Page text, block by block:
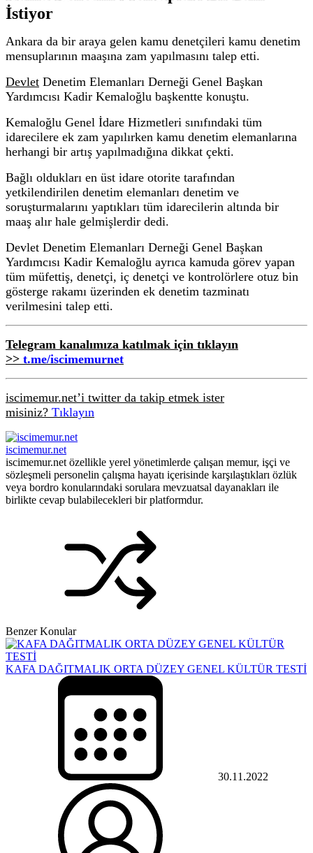
İstiyor
Ankara da bir araya gelen kamu denetçileri kamu denetim
mensuplarının maaşına zam yapılmasını talep etti.
Devlet Denetim Elemanları Derneği Genel Başkan
Yardımcısı Kadir Kemaloğlu başkentte konuştu.
Kemaloğlu Genel İdare Hizmetleri sınıfındaki tüm
idarecilere ek zam yapılırken kamu denetim elemanlarına
herhangi bir artış yapılmadığına dikkat çekti.
Bağlı oldukları en üst idare otorite tarafından
yetkilendirilen denetim elemanları denetim ve
soruşturmalarını yaptıkları tüm idarecilerin altında bir
maaş alır hale gelmişlerdir dedi.
Devlet Denetim Elemanları Derneği Genel Başkan
Yardımcısı Kadir Kemaloğlu ayrıca kamuda görev yapan
tüm müfettiş, denetçi, iç denetçi ve kontrolörlere otuz bin
gösterge rakamı üzerinden ek denetim tazminatı
verilmesini talep etti.
Telegram kanalımıza katılmak için tıklayın
>> t.me/iscimemurnet
iscimemur.net’i twitter da takip etmek ister
misiniz? Tıklayın
iscimemur.net
iscimemur.net özellikle yerel yönetimlerde çalışan memur, işçi ve
sözleşmeli personelin çalışma hayatı içerisinde karşılaştıkları özlük
veya bordro konularındaki sorulara mevzuatsal dayanakları ile
birlikte cevap bulabilecekleri bir platformdur.
Benzer Konular
KAFA DAĞITMALIK ORTA DÜZEY GENEL KÜLTÜR TESTİ
30.11.2022